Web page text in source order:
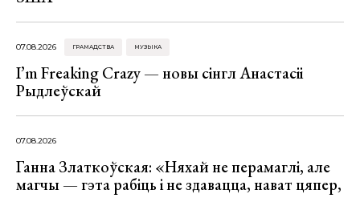
07.08.2026 ГРАМАДСТВА МУЗЫКА
I’m Freaking Crazy — новы сінгл Анастасіі
Рыдлеўскай
07.08.2026
Ганна Златкоўская: «Няхай не перамаглі, але
магчы — гэта рабіць і не здавацца, нават цяпер,